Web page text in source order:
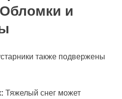
и
также подвержены
Тяжелый снег может